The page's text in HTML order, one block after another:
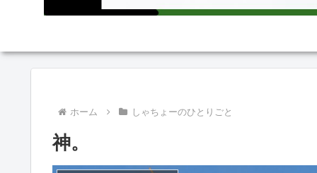
ホーム しゃちょーのひとりごと
神。